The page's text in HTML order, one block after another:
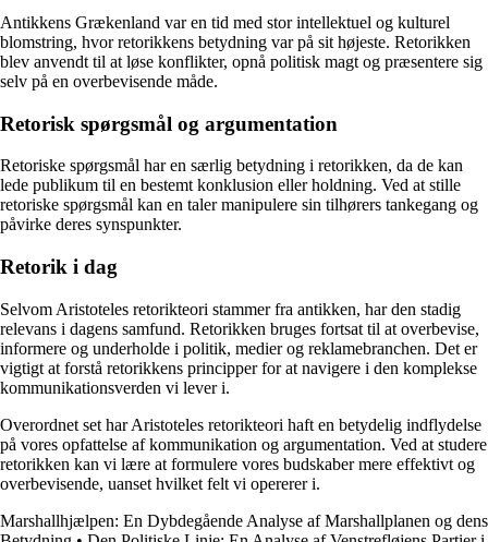
Antikkens Grækenland var en tid med stor intellektuel og kulturel
blomstring, hvor retorikkens betydning var på sit højeste. Retorikken
blev anvendt til at løse konflikter, opnå politisk magt og præsentere sig
selv på en overbevisende måde.
Retorisk spørgsmål og argumentation
Retoriske spørgsmål har en særlig betydning i retorikken, da de kan
lede publikum til en bestemt konklusion eller holdning. Ved at stille
retoriske spørgsmål kan en taler manipulere sin tilhørers tankegang og
påvirke deres synspunkter.
Retorik i dag
Selvom Aristoteles retorikteori stammer fra antikken, har den stadig
relevans i dagens samfund. Retorikken bruges fortsat til at overbevise,
informere og underholde i politik, medier og reklamebranchen. Det er
vigtigt at forstå retorikkens principper for at navigere i den komplekse
kommunikationsverden vi lever i.
Overordnet set har Aristoteles retorikteori haft en betydelig indflydelse
på vores opfattelse af kommunikation og argumentation. Ved at studere
retorikken kan vi lære at formulere vores budskaber mere effektivt og
overbevisende, uanset hvilket felt vi opererer i.
Marshallhjælpen: En Dybdegående Analyse af Marshallplanen og dens